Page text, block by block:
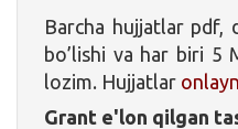
Barcha hujjatlar pdf,
bo’lishi va har biri 5
lozim. Hujjatlar onlayn
Grant e'lon qilgan